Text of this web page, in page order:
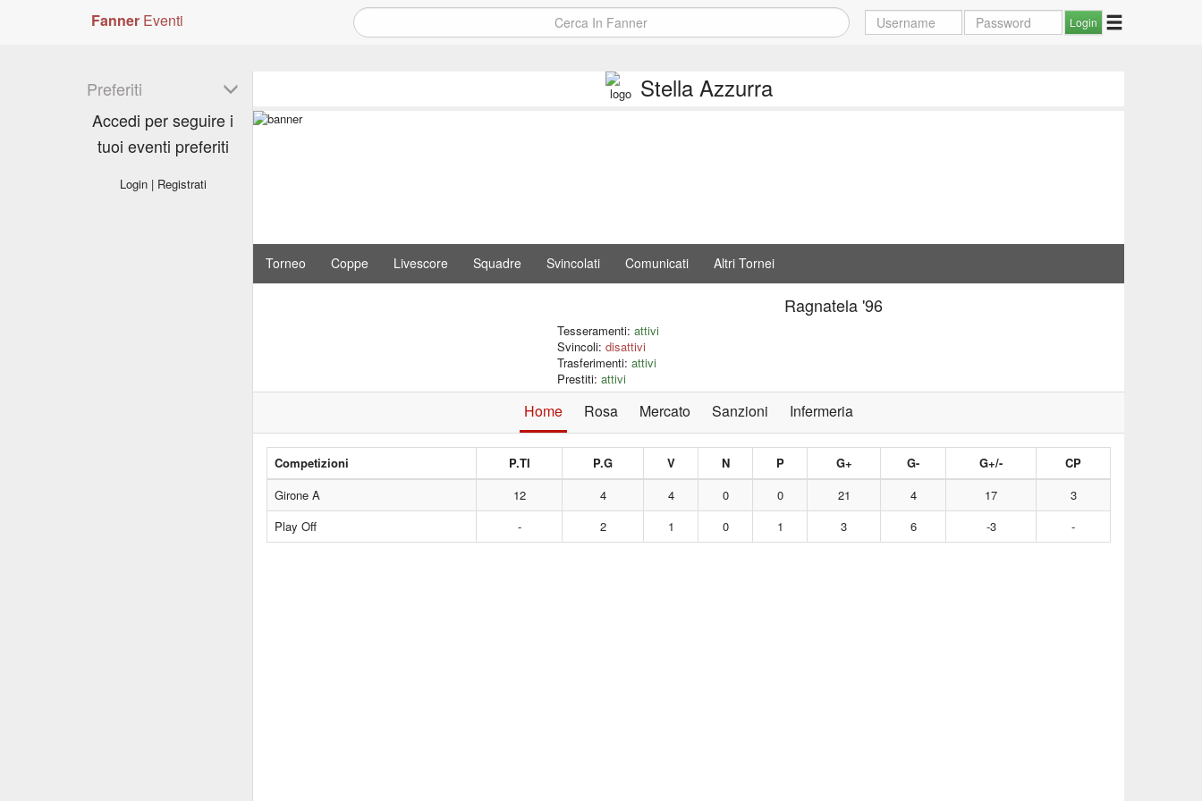
Fanner Eventi
Stella Azzurra
Torneo Coppe Livescore Squadre Svincolati Comunicati Altri Tornei
Ragnatela '96
Tesseramenti: attivi
Svincoli: disattivi
Trasferimenti: attivi
Prestiti: attivi
Home Rosa Mercato Sanzioni Infermeria
Competizioni P.TI P.G V N P G+ G- G+/-
CP
Girone A
12 4 4 0 0 21 4 17
3
Play Off
- 2 1 0 1 3 6 -3 -
Preferiti
Accedi per seguire i
tuoi eventi preferiti
Login| Registrati